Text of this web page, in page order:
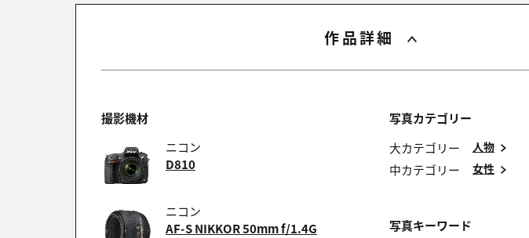
作品詳細
撮影機材
ニコン
D810
ニコン
AF-S NIKKOR 50mm f/1.4G
写真カテゴリー
大カテゴリー
人物
中カテゴリー 女性
写真キーワード